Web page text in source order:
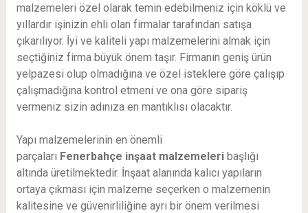
malzemeleri özel olarak temin edebilmeniz için köklü ve
yıllardır işinizin ehli olan firmalar tarafından satışa
çıkarılıyor. İyi ve kaliteli yapı malzemelerini almak için
seçtiğiniz firma büyük önem taşır. Firmanın geniş ürün
yelpazesi olup olmadığına ve özel isteklere göre çalışıp
çalışmadığına kontrol etmeni ve ona göre sipariş
vermeniz sizin adınıza en mantıklısı olacaktır.
Yapı malzemelerinin en önemli
parçaları Fenerbahçe inşaat malzemeleri başlığı
altında üretilmektedir. İnşaat alanında kalıcı yapıların
ortaya çıkması için malzeme seçerken o malzemenin
kalitesine ve güvenirliliğine ayrı bir önem verilmesi